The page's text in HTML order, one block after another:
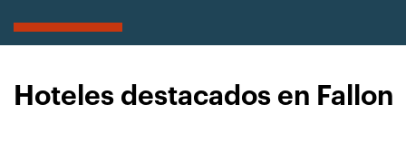
Hoteles destacados en Fallon